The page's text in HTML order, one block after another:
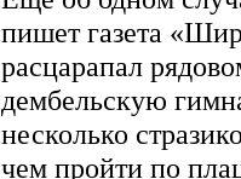
пишет газета
расцарапал
дембельскую
несколько
чем пройти по